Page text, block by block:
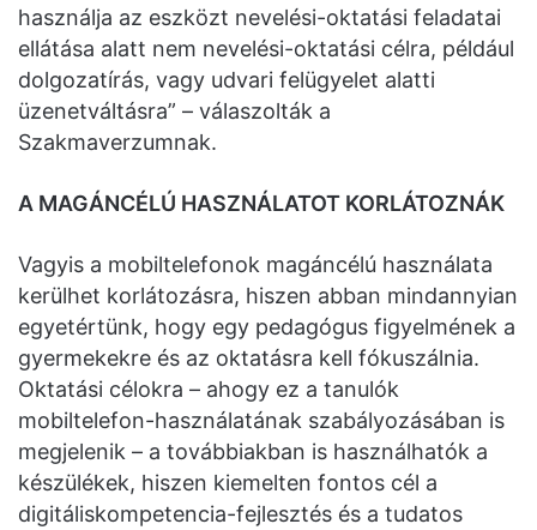
használja az eszközt nevelési-oktatási feladatai
ellátása alatt nem nevelési-oktatási célra, például
dolgozatírás, vagy udvari felügyelet alatti
üzenetváltásra” – válaszolták a
Szakmaverzumnak.
A MAGÁNCÉLÚ HASZNÁLATOT KORLÁTOZNÁK
Vagyis a mobiltelefonok magáncélú használata
kerülhet korlátozásra, hiszen abban mindannyian
egyetértünk, hogy egy pedagógus figyelmének a
gyermekekre és az oktatásra kell fókuszálnia.
Oktatási célokra – ahogy ez a tanulók
mobiltelefon-használatának szabályozásában is
megjelenik – a továbbiakban is használhatók a
készülékek, hiszen kiemelten fontos cél a
digitáliskompetencia-fejlesztés és a tudatos